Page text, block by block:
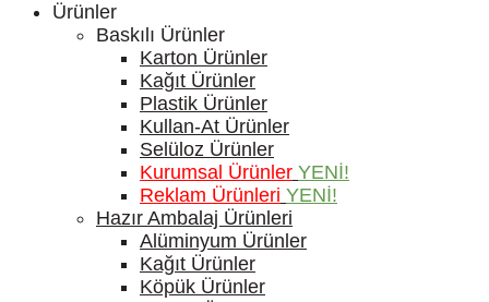
Ürünler
Baskılı Ürünler
Karton Ürünler
Kağıt Ürünler
Plastik Ürünler
Kullan-At Ürünler
Selüloz Ürünler
Kurumsal Ürünler YENİ!
Reklam Ürünleri YENİ!
Hazır Ambalaj Ürünleri
Alüminyum Ürünler
Kağıt Ürünler
Köpük Ürünler